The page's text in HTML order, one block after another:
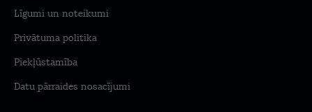
Līgumi un noteikumi
Privātuma politika
Piekļūstamība
Datu pārraides nosacījumi